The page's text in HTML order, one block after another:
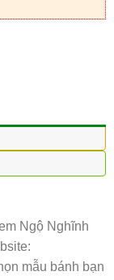
Ngộ Nghĩnh
mẫu bánh bạn